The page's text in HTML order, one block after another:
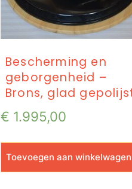
Bescherming en
geborgenheid –
Brons, glad
€ 1.995,00
Toevoegen aan winkelwagen